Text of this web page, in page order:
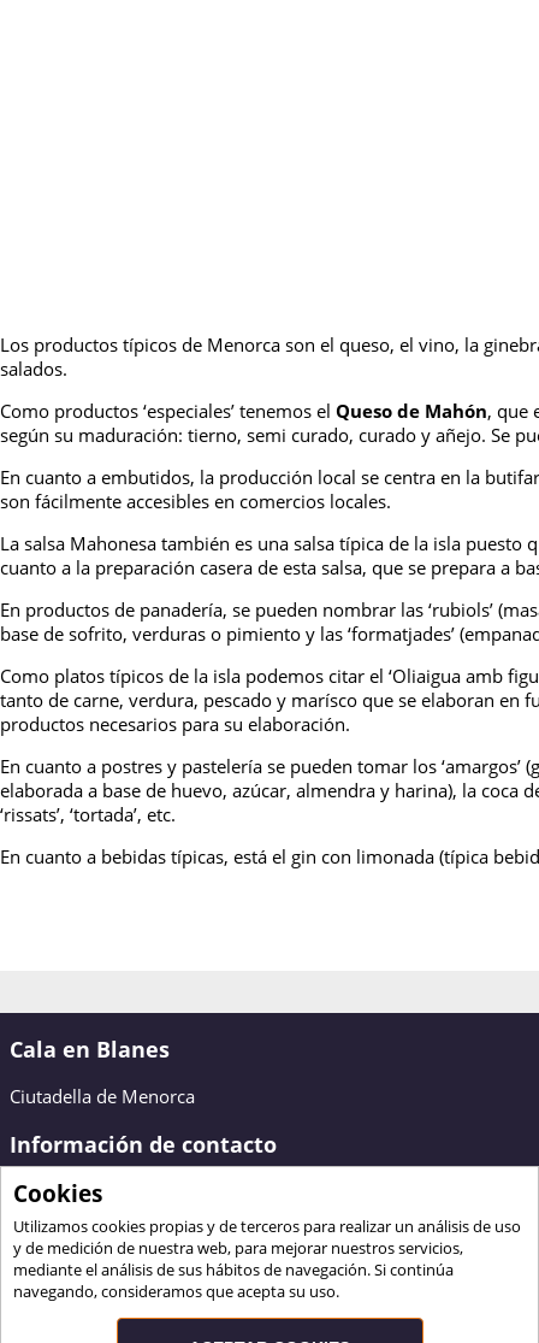
Cookies
Utilizamos cookies propias y de terceros para realizar un análisis de uso
y de medición de nuestra web, para mejorar nuestros servicios,
mediante el análisis de sus hábitos de navegación. Si continúa
navegando, consideramos que acepta su uso.
Los productos típicos de Menorca son el queso, el vino, la
salados.
Como productos ‘especiales’ tenemos el Queso de Mahón, que
según su maduración: tierno, semi curado, curado y añejo. Se
En cuanto a embutidos, la producción local se centra en la
son fácilmente accesibles en comercios locales.
La salsa Mahonesa también es una salsa típica de la isla
cuanto a la preparación casera de esta salsa, que se prepara a
En productos de panadería, se pueden nombrar las ‘rubiols’
base de sofrito, verduras o pimiento y las ‘formatjades’
Como platos típicos de la isla podemos citar el ‘Oliaigua amb
tanto de carne, verdura, pescado y marísco que se elaboran
productos necesarios para su elaboración.
En cuanto a postres y pastelería se pueden tomar los
elaborada a base de huevo, azúcar, almendra y harina), la coca
‘rissats’, ‘tortada’, etc.
En cuanto a bebidas típicas, está el gin con limonada (típica
Cala en Blanes
Ciutadella de Menorca
Información de contacto
Bienvenido a Cala en Blanes
Ciutadella de Menorca
Contactar
www.calaenblanes.com